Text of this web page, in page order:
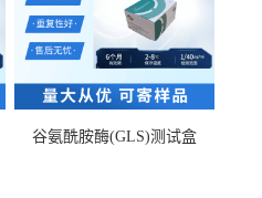
谷氨酰胺酶(GLS)测试盒